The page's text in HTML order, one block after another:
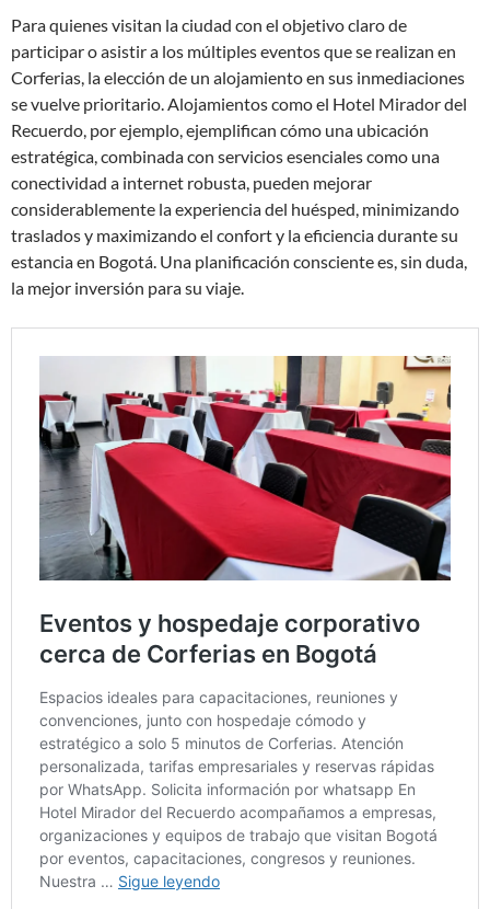
Para quienes visitan la ciudad con el objetivo claro de
participar o asistir a los múltiples eventos que se realizan en
Corferias, la elección de un alojamiento en sus inmediaciones
se vuelve prioritario. Alojamientos como el Hotel Mirador del
Recuerdo, por ejemplo, ejemplifican cómo una ubicación
estratégica, combinada con servicios esenciales como una
conectividad a internet robusta, pueden mejorar
considerablemente la experiencia del huésped, minimizando
traslados y maximizando el confort y la eficiencia durante su
estancia en Bogotá. Una planificación consciente es, sin duda,
la mejor inversión para su viaje.